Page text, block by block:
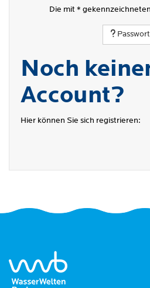
Die mit *
Noch
Account?
Hier können Sie sich registrieren: